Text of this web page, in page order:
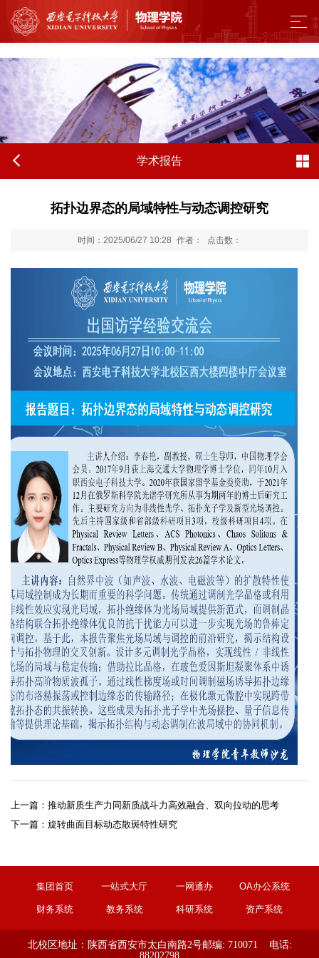
中国·304永利(集团有限公司)-官方网站
学术报告
拓扑边界态的局域特性与动态调控研究
时间：2025/06/27 10:28 作者： 点击数：
上一篇： 推动新质生产力同新质战斗力高效融合、双向拉动的思考
下一篇： 旋转曲面目标动态散斑特性研究
集团首页 一站式大厅 一网通办 OA办公系统
财务系统 教务系统 科研系统 资产系统
北校区地址：陕西省西安市太白南路2号邮编: 710071 电话:
88202798